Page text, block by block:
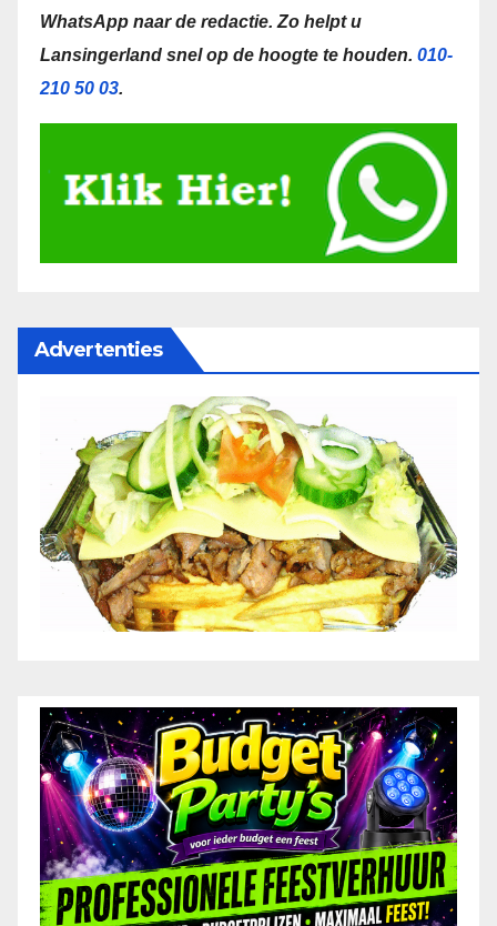
WhatsApp naar de redactie. Zo helpt u
Lansingerland snel op de hoogte te houden. 010-
210 50 03.
Advertenties